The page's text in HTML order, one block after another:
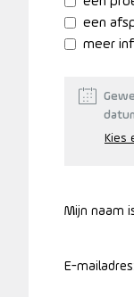
een
meer
Mijn naam
E-mailadres: